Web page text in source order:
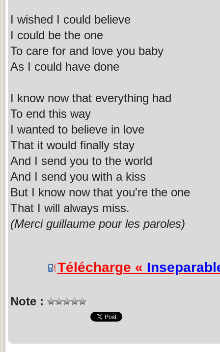
I wished I could believe
I could be the one
To care for and love you baby
As I could have done
I know now that everything had
To end this way
I wanted to believe in love
That it would finally stay
And I send you to the world
And I send you with a kiss
But I know now that you're the one
That I will always miss.
(Merci guillaume pour les paroles)
Télécharge «
Note :